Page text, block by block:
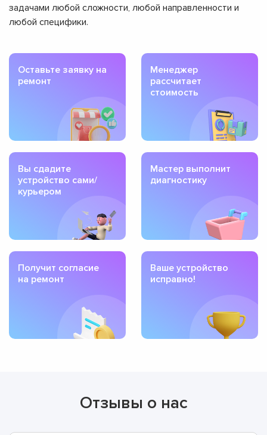
задачами любой сложности, любой направленности и
любой специфики.
Оставьте заявку на
ремонт
Менеджер
рассчитает
стоимость
Вы сдадите
устройство сами/
курьером
Мастер выполнит
диагностику
Получит согласие
на ремонт
Ваше устройство
исправно!
Отзывы о нас